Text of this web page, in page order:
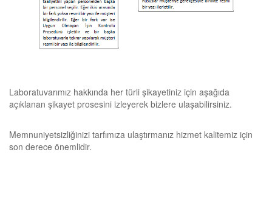
Laboratuvarımız hakkında her türli şikayetiniz için aşağıda
açıklanan şikayet prosesini izleyerek bizlere ulaşabilirsiniz.
Memnuniyetsizliğinizi tarfımıza ulaştırmanız hizmet kalitemiz için
son derece önemlidir.